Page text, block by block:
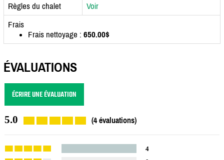
Règles du chalet
Voir
Frais
Frais nettoyage : 650.00$
ÉVALUATIONS
ÉCRIRE UNE ÉVALUATION
5.0 (4 évaluations)
4